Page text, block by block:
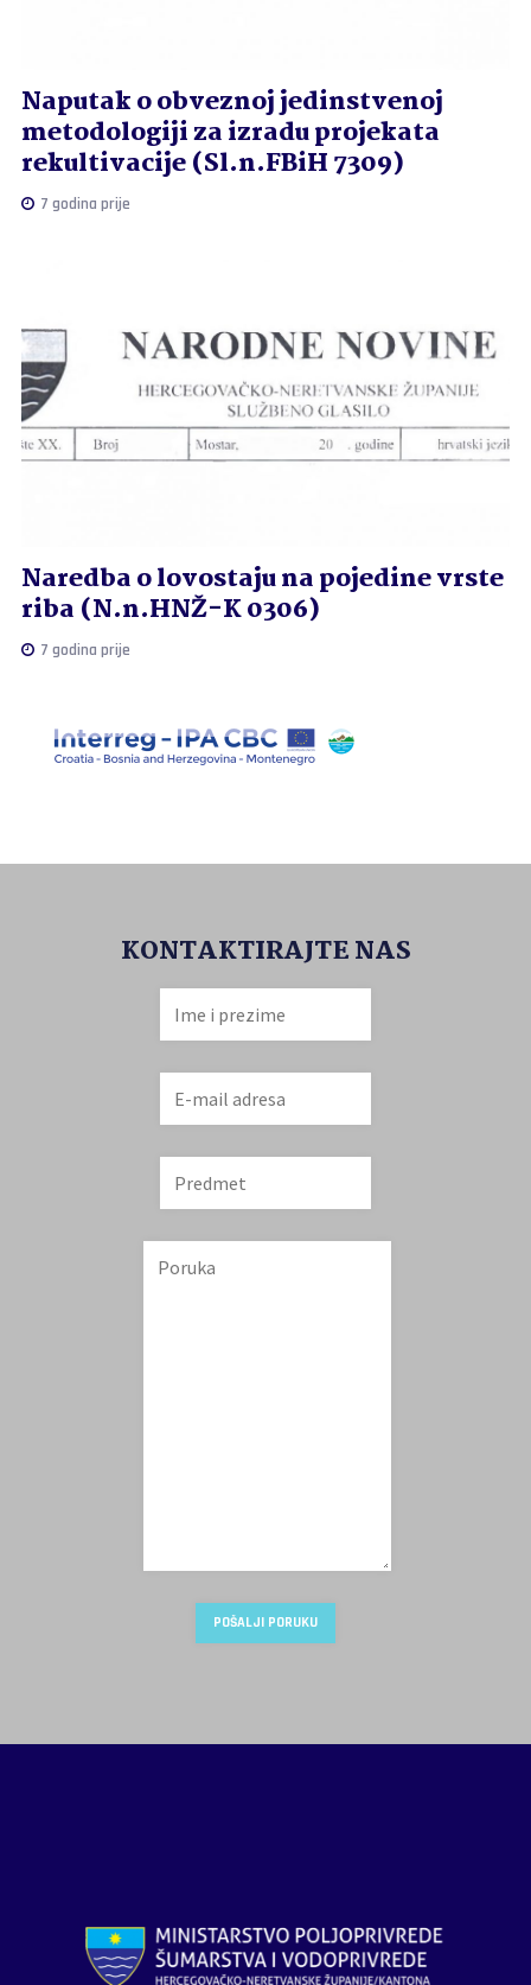
Naputak o obveznoj jedinstvenoj
metodologiji za izradu projekata
rekultivacije (Sl.n.FBiH 7309)
7 godina prije
Naredba o lovostaju na pojedine vrste
riba (N.n.HNŽ-K 0306)
7 godina prije
KONTAKTIRAJTE NAS